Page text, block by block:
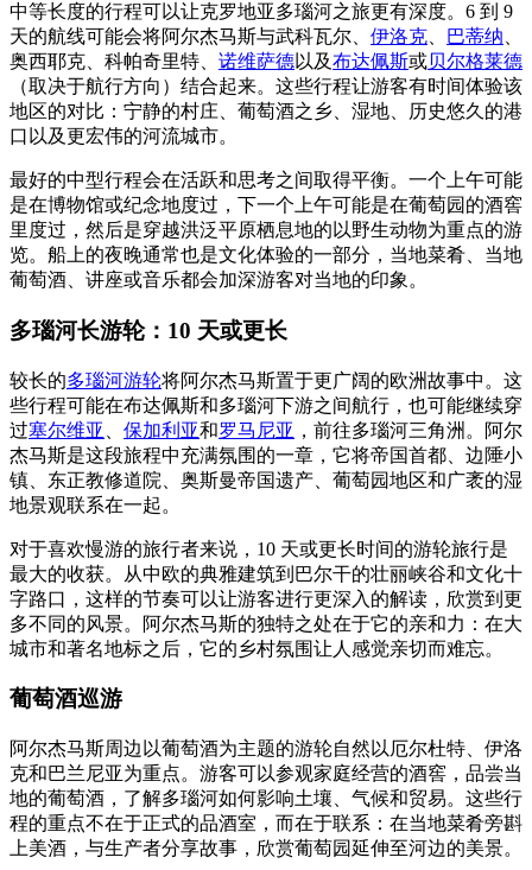
中等长度的行程可以让克罗地亚多瑙河之旅更有深度。6 到 9
天的航线可能会将阿尔杰马斯与武科瓦尔、 伊洛克 巴蒂纳
奥西耶克、科帕奇里特、 诺维萨德以及布达佩斯或贝尔格莱德
（取决于航行方向）结合起来。这些行程让游客有时间体验该
地区的对比：宁静的村庄、葡萄酒之乡、湿地、历史悠久的港
口以及更宏伟的河流城市。
最好的中型行程会在活跃和思考之间取得平衡。一个上午可能
是在博物馆或纪念地度过，下一个上午可能是在葡萄园的酒窖
里度过，然后是穿越洪泛平原栖息地的以野生动物为重点的游
览。船上的夜晚通常也是文化体验的一部分，当地菜肴、当地
葡萄酒、讲座或音乐都会加深游客对当地的印象。
多瑙河长游轮：10 天或更长
较长的多瑙河游轮将阿尔杰马斯置于更广阔的欧洲故事中。这
些行程可能在布达佩斯和多瑙河下游之间航行，也可能继续穿
过塞尔维亚 保加利亚和罗马尼亚 ，前往多瑙河三角洲。阿尔
杰马斯是这段旅程中充满氛围的一章，它将帝国首都、边陲小
镇、东正教修道院、奥斯曼帝国遗产、葡萄园地区和广袤的湿
地景观联系在一起。
对于喜欢慢游的旅行者来说，10 天或更长时间的游轮旅行是
最大的收获。从中欧的典雅建筑到巴尔干的壮丽峡谷和文化十
字路口，这样的节奏可以让游客进行更深入的解读，欣赏到更
多不同的风景。阿尔杰马斯的独特之处在于它的亲和力：在大
城市和著名地标之后，它的乡村氛围让人感觉亲切而难忘。
葡萄酒巡游
阿尔杰马斯周边以葡萄酒为主题的游轮自然以厄尔杜特、伊洛
克和巴兰尼亚为重点。游客可以参观家庭经营的酒窖，品尝当
地的葡萄酒，了解多瑙河如何影响土壤、气候和贸易。这些行
程的重点不在于正式的品酒室，而在于联系：在当地菜肴旁斟
上美酒，与生产者分享故事，欣赏葡萄园延伸至河边的美景。